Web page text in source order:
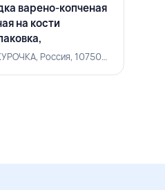
варено-копченая
на кости
КУРОЧКА, РОССИЯПАВЛОВСКАЯ КУРОЧКА, Россия, 107500097